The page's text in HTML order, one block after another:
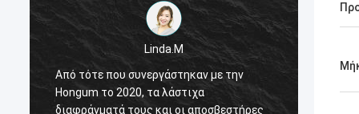
Linda.M
Από τότε που συνεργάστηκαν με την
Hongum το 2020, τα λάστιχα
διαφράγματά τους και οι αποσβεστήρες
Από